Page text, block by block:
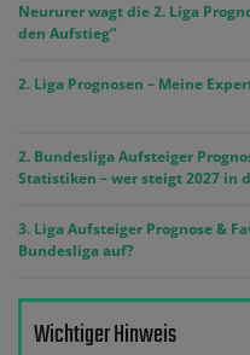
Neururer wagt die 2. Liga
den Aufstieg“
2. Liga Prognosen – Meine
2. Bundesliga Aufsteiger
Statistiken – wer steigt 2027 in
3. Liga Aufsteiger Prognose &
Bundesliga auf?
Wichtiger Hinweis